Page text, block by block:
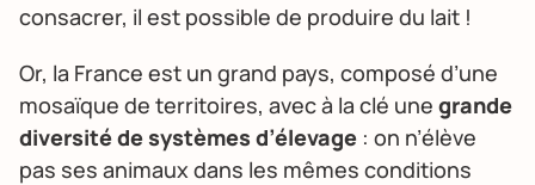
consacrer, il est possible de produire du lait !
Or, la France est un grand pays, composé d’une
mosaïque de territoires, avec à la clé une grande
diversité de systèmes d’élevage : on n’élève
pas ses animaux dans les mêmes conditions